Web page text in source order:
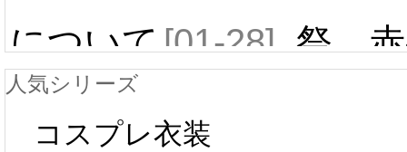
について[01-28]
中国旧正月の影
祭 赤
人気シリーズ
コスプレ衣装